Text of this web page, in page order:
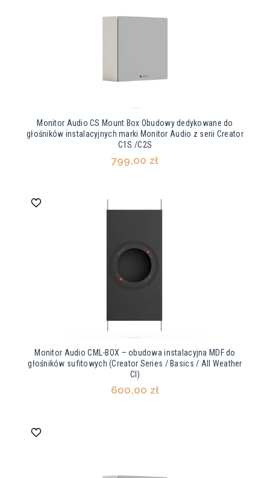
Monitor Audio CS Mount Box Obudowy dedykowane do
głośników instalacyjnych marki Monitor Audio z serii Creator
C1S /C2S
799,00 zł
Monitor Audio CML-BOX – obudowa instalacyjna MDF do
głośników sufitowych (Creator Series / Basics / All Weather
CI)
600,00 zł